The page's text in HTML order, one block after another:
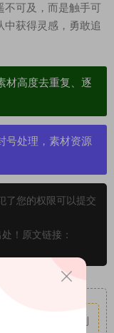
不可及，而是触手可
获得灵感，勇敢追
材高度去重复、逐
号处理，素材资源
了您的权限可以提交
！原文链接：
益请私信留言
收到